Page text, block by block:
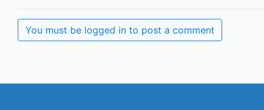
You must be logged in to post a comment